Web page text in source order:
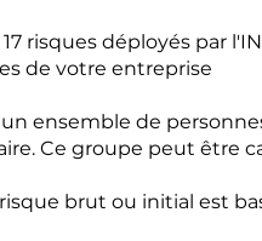
17 risques déployés par
de votre entreprise
un ensemble de
Ce groupe peut être
brut ou initial est